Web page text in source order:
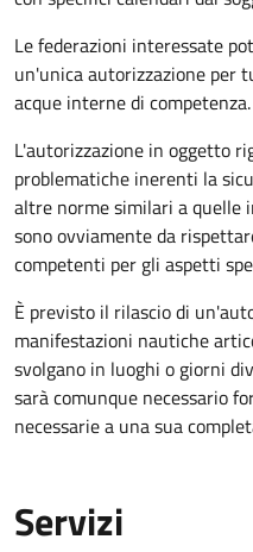
Le federazioni interessate
un'unica autorizzazione per
acque interne di competenza.
L'autorizzazione in oggetto
problematiche inerenti la
altre norme similari a quelle
sono ovviamente da
competenti per gli aspetti
È previsto il rilascio di
manifestazioni nautiche
svolgano in luoghi o giorni
sarà comunque necessario
necessarie a una sua
Servizi